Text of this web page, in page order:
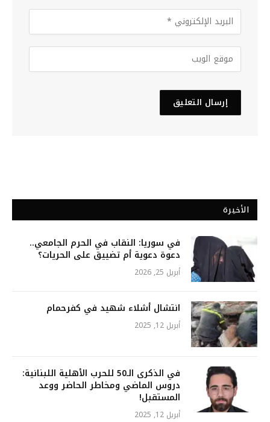
الأخيرة
في سوريا: النقاب في الحرم الجامعي..
دعوة دعوية أم تضييق على الحريات؟
أبريل 25, 2026
انتشال أشلاء شهيد في كفرحمام
أبريل 12, 2025
في الذكرى الـ50 للحرب الأهلية اللبنانية:
دروس الماضي ومخاطر الحاضر ووعد
المستقبل!
أبريل 12, 2025